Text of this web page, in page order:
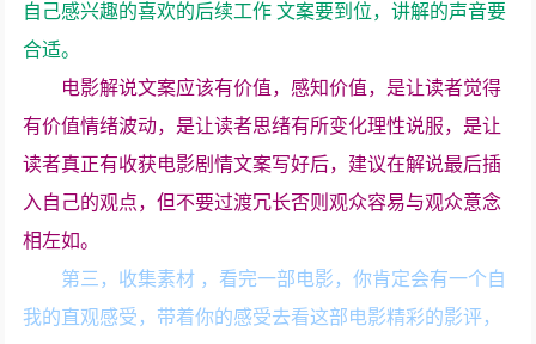
自己感兴趣的喜欢的后续工作 文案要到位，讲解的声音要
合适。
电影解说文案应该有价值，感知价值，是让读者觉得
有价值情绪波动，是让读者思绪有所变化理性说服，是让
读者真正有收获电影剧情文案写好后，建议在解说最后插
入自己的观点，但不要过渡冗长否则观众容易与观众意念
相左如。
第三，收集素材 ，看完一部电影，你肯定会有一个自
我的直观感受，带着你的感受去看这部电影精彩的影评，